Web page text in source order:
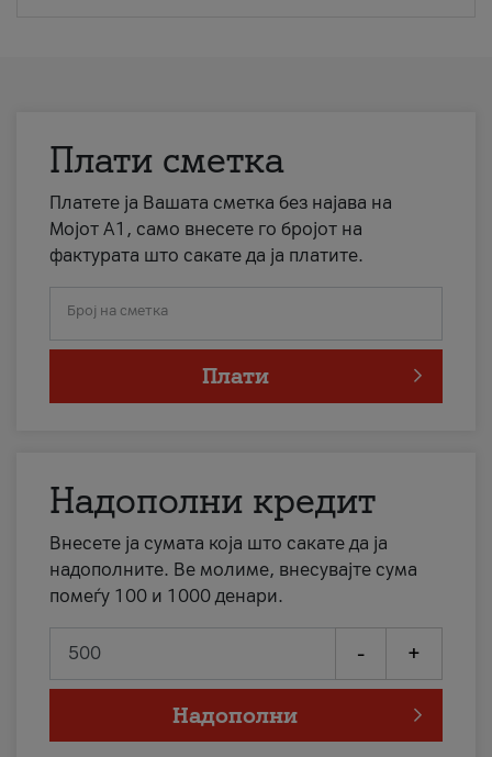
Плати сметка
Платете ја Вашата сметка без најава на
Мојот А1, само внесете го бројот на
фактурата што сакате да ја платите.
Број на сметка
Плати
Надополни кредит
Внесете ја сумата која што сакате да ја
надополните. Ве молиме, внесувајте сума
помеѓу 100 и 1000 денари.
- +
Надополни